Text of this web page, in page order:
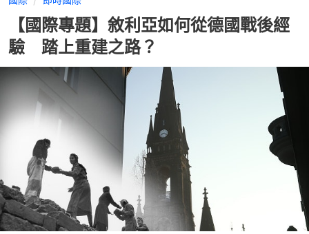
【國際專題】敘利亞如何從德國戰後經
驗 踏上重建之路？